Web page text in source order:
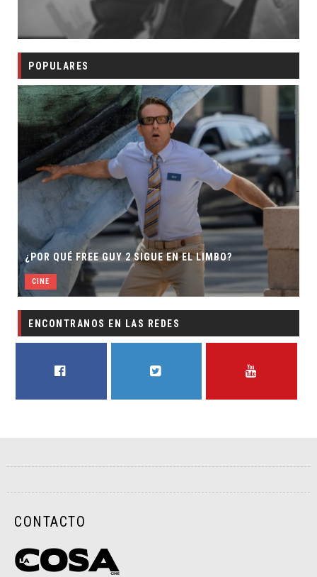
POPULARES
GUY 2 SIGUE EN EL LIMBO?
SECUELA DE
DIRECTOR
CINE
ENCONTRANOS EN LAS REDES
CONTACTO